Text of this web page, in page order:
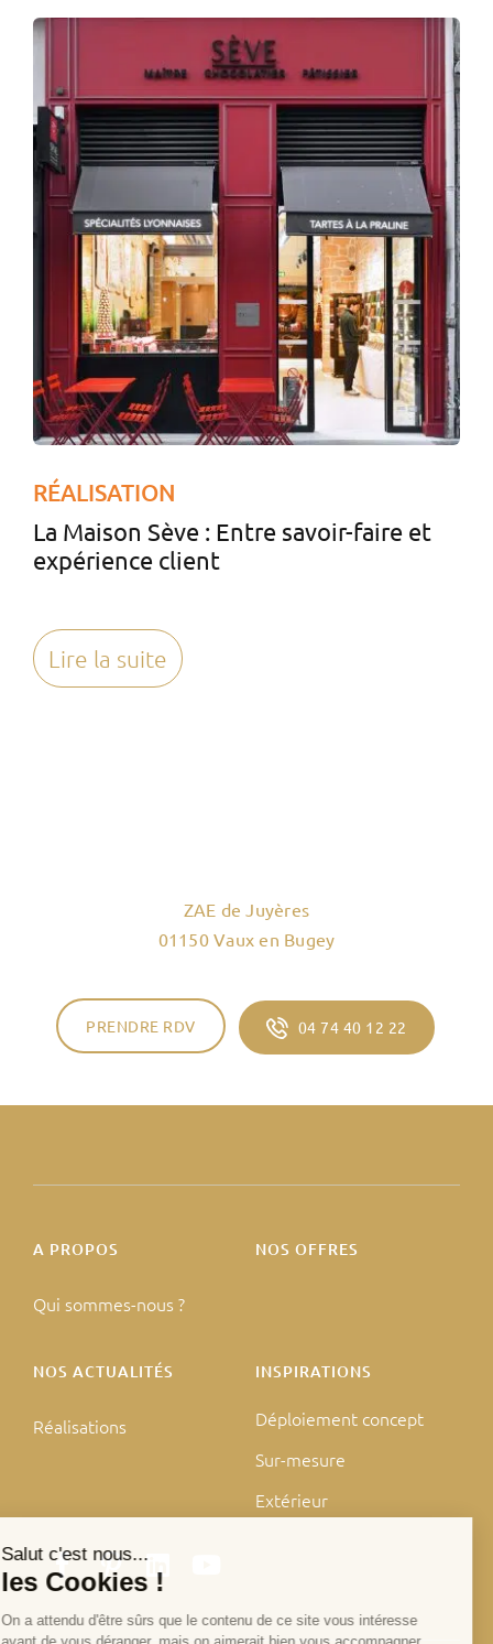
RÉALISATION
La Maison Sève : Entre savoir-faire et
expérience client
Lire la suite
ZAE de Juyères
01150 Vaux en Bugey
PRENDRE RDV 04 74 40 12 22
A PROPOS
Qui sommes-nous ?
NOS OFFRES
NOS ACTUALITÉS
Réalisations
INSPIRATIONS
Déploiement concept
Sur-mesure
Extérieur